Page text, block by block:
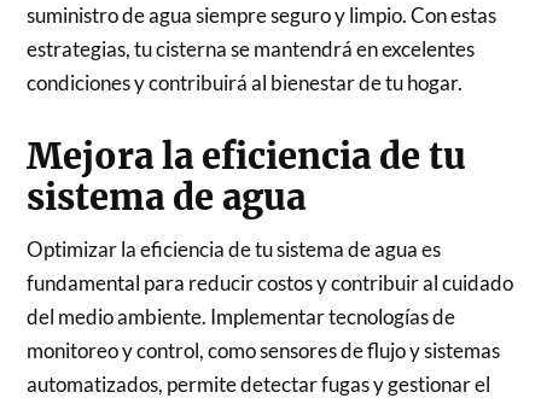
suministro de agua siempre seguro y limpio. Con estas
estrategias, tu cisterna se mantendrá en excelentes
condiciones y contribuirá al bienestar de tu hogar.
Mejora la eficiencia de tu
sistema de agua
Optimizar la eficiencia de tu sistema de agua es
fundamental para reducir costos y contribuir al cuidado
del medio ambiente. Implementar tecnologías de
monitoreo y control, como sensores de flujo y sistemas
automatizados, permite detectar fugas y gestionar el